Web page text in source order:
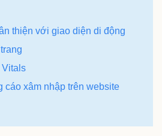
thiện với giao diện di động
Vitals
cáo xâm nhập trên website